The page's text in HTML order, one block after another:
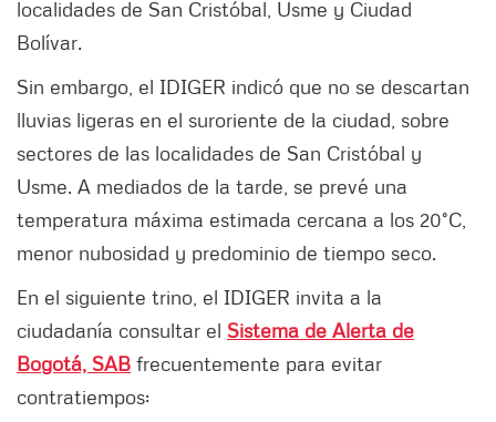
localidades de San Cristóbal, Usme y Ciudad
Bolívar.
Sin embargo, el IDIGER indicó que no se descartan
lluvias ligeras en el suroriente de la ciudad, sobre
sectores de las localidades de San Cristóbal y
Usme. A mediados de la tarde, se prevé una
temperatura máxima estimada cercana a los 20°C,
menor nubosidad y predominio de tiempo seco.
En el siguiente trino, el IDIGER invita a la
ciudadanía consultar el Sistema de Alerta de
Bogotá, SAB frecuentemente para evitar
contratiempos: